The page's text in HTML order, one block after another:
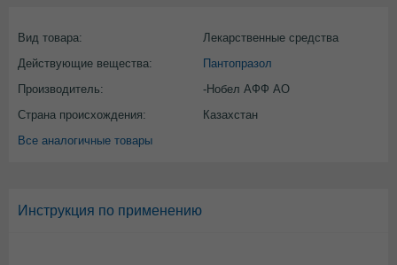
Вид товара:
Лекарственные средства
Действующие вещества:
Пантопразол
Производитель:
-Нобел АФФ АО
Страна происхождения:
Казахстан
Все аналогичные товары
Инструкция по применению